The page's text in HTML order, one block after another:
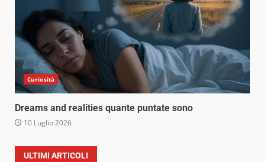
Curiosità
Dreams and realities quante puntate sono
10 Luglio 2026
ULTIMI ARTICOLI